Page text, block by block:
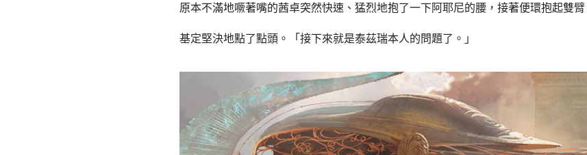
原本不滿地噘著嘴的茜卓突然快速、猛烈地抱了一下阿耶尼的腰，接著便環抱起雙
基定堅決地點了點頭。「接下來就是泰茲瑞本人的問題了。」